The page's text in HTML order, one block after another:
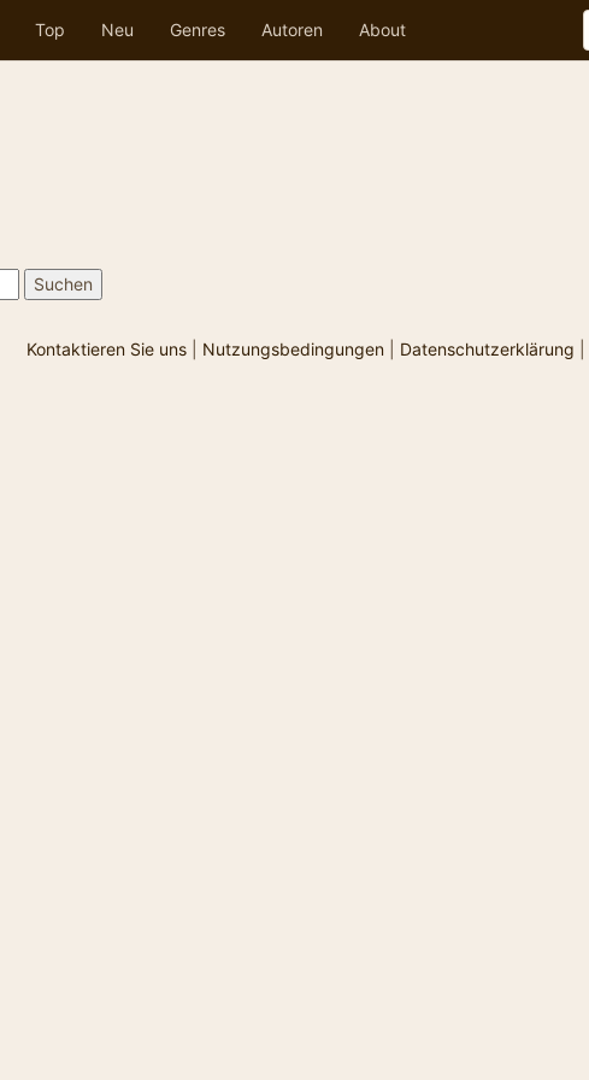
Top Neu Genres Autoren About
Kontaktieren Sie uns| Nutzungsbedingungen| Datenschutzerklärung